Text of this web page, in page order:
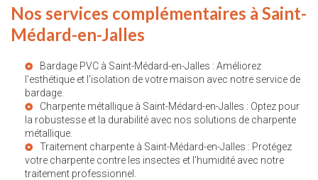
Nos services complémentaires à Saint-
Médard-en-Jalles
Bardage PVC à Saint-Médard-en-Jalles : Améliorez
l'esthétique et l'isolation de votre maison avec notre service de
bardage.
Charpente métallique à Saint-Médard-en-Jalles : Optez pour
la robustesse et la durabilité avec nos solutions de charpente
métallique.
Traitement charpente à Saint-Médard-en-Jalles : Protégez
votre charpente contre les insectes et l'humidité avec notre
traitement professionnel.